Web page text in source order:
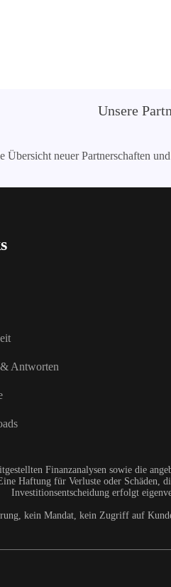
Unsere
Übersicht neuer Partnerschaften
Antworten
Finanzanalysen sowie die
Haftung für Verluste oder
Investitionsentscheidung erfolgt
kein Mandat, kein Zugriff auf